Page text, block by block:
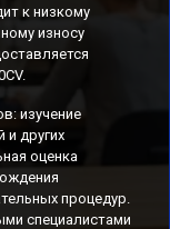
к низкому
износу
изучение
и других
оценка
процедур.
специалистами